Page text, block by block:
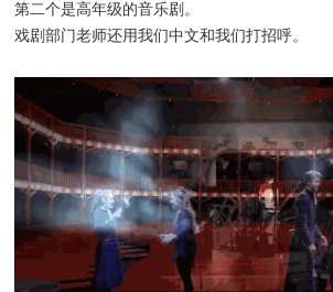
第二个是高年级的音乐剧。
戏剧部门老师还用我们中文和我们打招呼。